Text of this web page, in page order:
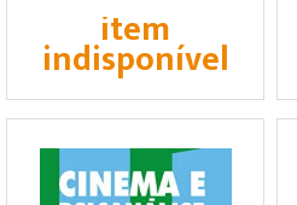
item
indisponível